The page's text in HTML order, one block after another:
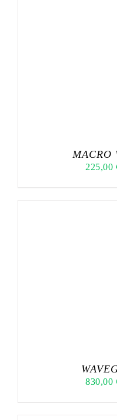
MACRO
225,00
830,00